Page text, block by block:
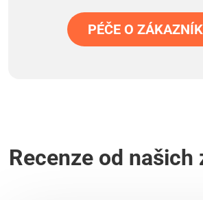
PÉČE O
Recenze od našich